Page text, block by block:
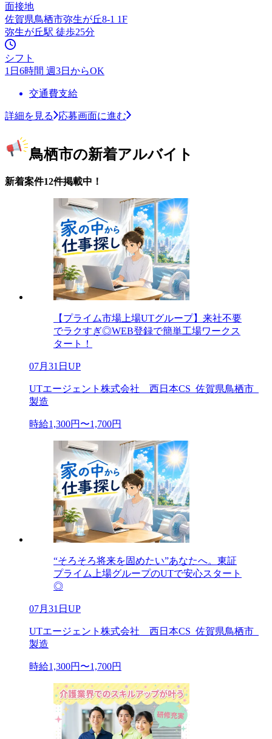
面接地
佐賀県鳥栖市弥生が丘8-1 1F
弥生が丘駅 徒歩25分
シフト
1日6時間 週3日からOK
交通費支給
詳細を見る 応募画面に進む
鳥栖市の新着アルバイト
新着案件12件掲載中！
【プライム市場上場UTグループ】来社不要
でラクすぎ◎WEB登録で簡単工場ワークス
タート！
07月31日UP
UTエージェント株式会社 西日本CS_佐賀県鳥栖市_
製造
時給1,300円〜1,700円
“そろそろ将来を固めたい”あなたへ。東証
プライム上場グループのUTで安心スタート
◎
07月31日UP
UTエージェント株式会社 西日本CS_佐賀県鳥栖市_
製造
時給1,300円〜1,700円